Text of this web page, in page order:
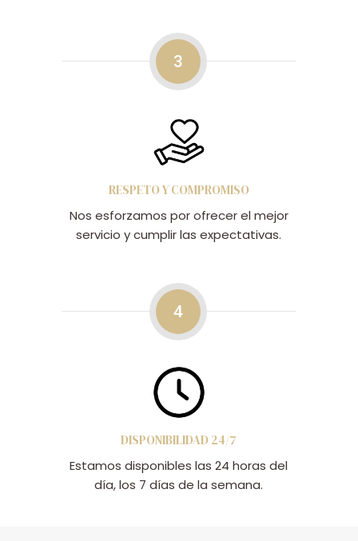
3
RESPETO Y COMPROMISO
Nos esforzamos por ofrecer el mejor
servicio y cumplir las expectativas.
4
DISPONIBILIDAD 24/7
Estamos disponibles las 24 horas del
día, los 7 días de la semana.